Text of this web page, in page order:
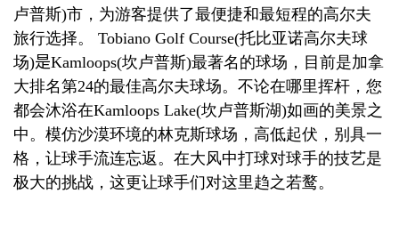
卢普斯)市 ，为游客提供了最便捷和最短程的高尔夫
旅行选择。 Tobiano Golf Course(托比亚诺高尔夫球
场)是Kamloops(坎卢普斯)最著名的球场 ， 目前是加拿
大排名第24的最佳高尔夫球场。不论在哪里挥杆 ， 您
都会沐浴在Kamloops Lake(坎卢普斯湖)如画的美景之
中。模仿沙漠环境的林克斯球场 ， 高低起伏 ， 别具一
格 ， 让球手流连忘返。在大风中打球对球手的技艺是
极大的挑战，这更让球手们对这里趋之若鹜。